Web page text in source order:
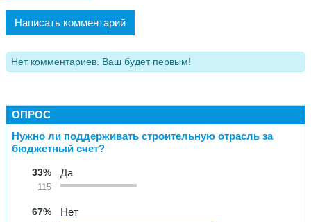
Написать комментарий
Нет комментариев. Ваш будет первым!
ОПРОС
Нужно ли поддерживать строительную отрасль за
бюджетный счет?
33%
115
Да
67% Нет